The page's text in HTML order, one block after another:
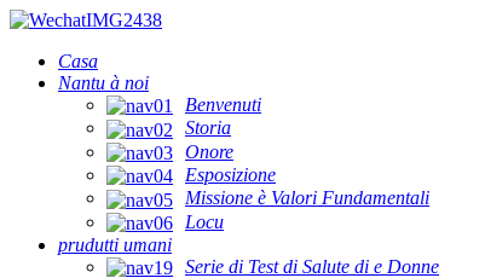
Casa
Nantu à noi
Benvenuti
Storia
Onore
Esposizione
Missione è Valori Fundamentali
Locu
prudutti umani
Serie di Test di Salute di e Donne